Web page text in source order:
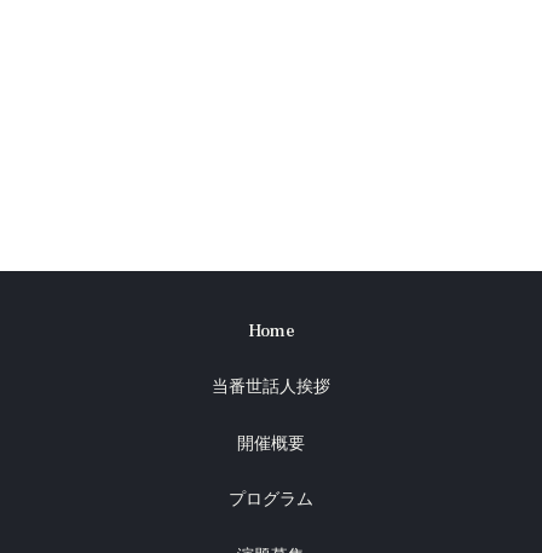
Home
当番世話人挨拶
開催概要
プログラム